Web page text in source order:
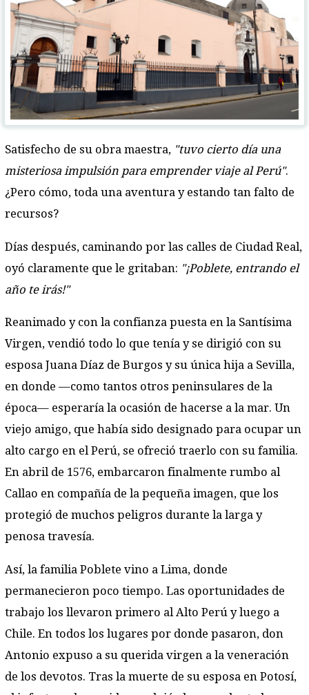
Satisfecho de su obra maestra, "tuvo cierto día una
misteriosa impulsión para emprender viaje al Perú".
¿Pero cómo, toda una aventura y estando tan falto de
recursos?
Días después, caminando por las calles de Ciudad Real,
oyó claramente que le gritaban: "¡Poblete, entrando el
año te irás!"
Reanimado y con la confianza puesta en la Santísima
Virgen, vendió todo lo que tenía y se dirigió con su
esposa Juana Díaz de Burgos y su única hija a Sevilla,
en donde —como tantos otros peninsulares de la
época— esperaría la ocasión de hacerse a la mar. Un
viejo amigo, que había sido designado para ocupar un
alto cargo en el Perú, se ofreció traerlo con su familia.
En abril de 1576, embarcaron finalmente rumbo al
Callao en compañía de la pequeña imagen, que los
protegió de muchos peligros durante la larga y
penosa travesía.
Así, la familia Poblete vino a Lima, donde
permanecieron poco tiempo. Las oportunidades de
trabajo los llevaron primero al Alto Perú y luego a
Chile. En todos los lugares por donde pasaron, don
Antonio expuso a su querida virgen a la veneración
de los devotos. Tras la muerte de su esposa en Potosí,